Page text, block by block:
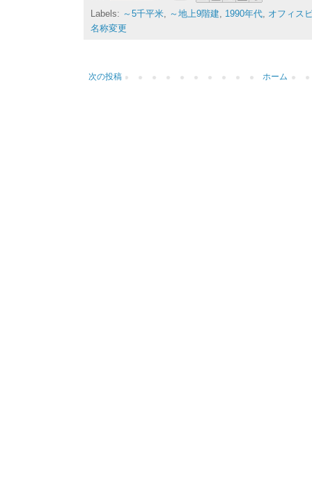
Labels: ～5千平米, ～地上9階建, 1990年代, オフィス
名称変更
次の投稿 ホーム